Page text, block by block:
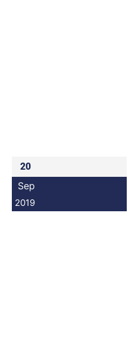
20
Sep
2019